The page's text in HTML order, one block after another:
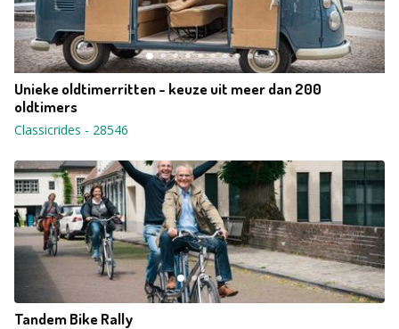
Unieke oldtimerritten - keuze uit meer dan 200
oldtimers
Classicrides - 28546
Tandem Bike Rally